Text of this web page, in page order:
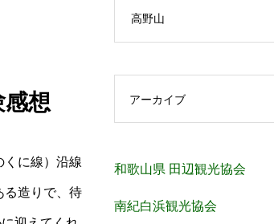
想
くに線）沿線
る造りで、待
高野山
アーカイブ
和歌山県 田辺観光協会
南紀白浜観光協会